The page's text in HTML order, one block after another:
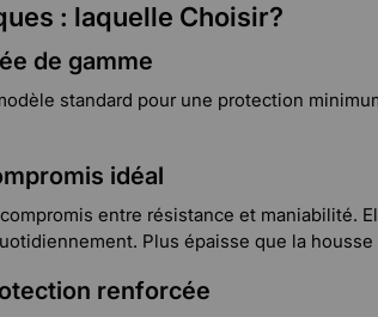
: laquelle Choisir?
de gamme
standard pour une protection
idéal
entre résistance et maniabilité.
Plus épaisse que la
renforcée